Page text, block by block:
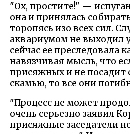
"Ох, простите!" —
она и принялась
торопясь изо всех сил.
аквариумом не выходил
сейчас ее преследовала
навязчивая мысль, что
присяжных и не посадит
скамью, то все они
"Процесс не может
очень серьезно заявил
присяжные заседатели